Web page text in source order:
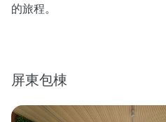
的旅程。
屏東包棟